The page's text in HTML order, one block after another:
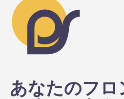
あなたのフロ